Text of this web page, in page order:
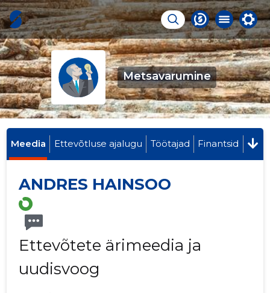
Metsavarumine
Meedia Ettevõtluse ajalugu Töötajad Finantsid
ANDRES HAINSOO
Ettevõtete ärimeedia ja
uudisvoog